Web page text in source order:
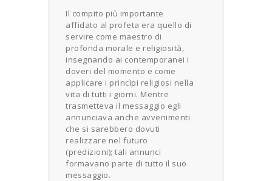
Il compito più importante
affidato al profeta era quello di
servire come maestro di
profonda morale e religiosità,
insegnando ai contemporanei i
doveri del momento e come
applicare i princìpi religiosi nella
vita di tutti i giorni. Mentre
trasmetteva il messaggio egli
annunciava anche avvenimenti
che si sarebbero dovuti
realizzare nel futuro
(predizioni); tali annunci
formavano parte di tutto il suo
messaggio.